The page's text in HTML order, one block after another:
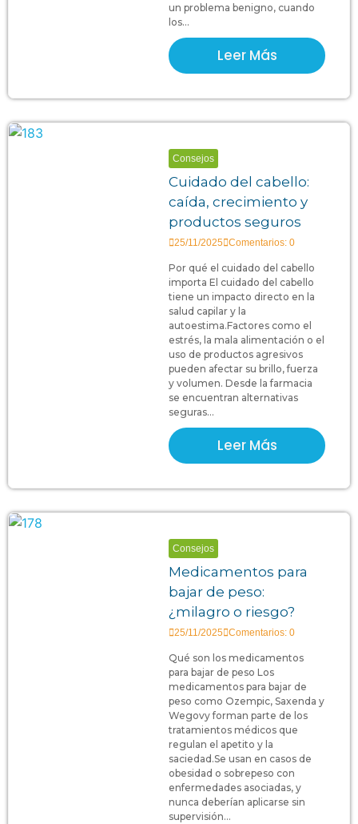
un problema benigno, cuando
los...
Leer Más
Consejos
Cuidado del cabello:
caída, crecimiento y
productos seguros
25/11/2025 Comentarios: 0
Por qué el cuidado del cabello
importa El cuidado del cabello
tiene un impacto directo en la
salud capilar y la
autoestima.Factores como el
estrés, la mala alimentación o el
uso de productos agresivos
pueden afectar su brillo, fuerza
y volumen. Desde la farmacia
se encuentran alternativas
seguras...
Leer Más
Consejos
Medicamentos para
bajar de peso:
¿milagro o riesgo?
25/11/2025 Comentarios: 0
Qué son los medicamentos
para bajar de peso Los
medicamentos para bajar de
peso como Ozempic, Saxenda y
Wegovy forman parte de los
tratamientos médicos que
regulan el apetito y la
saciedad.Se usan en casos de
obesidad o sobrepeso con
enfermedades asociadas, y
nunca deberían aplicarse sin
supervisión...